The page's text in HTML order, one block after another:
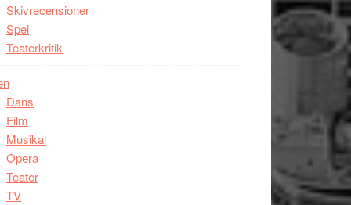
Skivrecensioner
Spel
Teaterkritik
Dans
Film
Musikal
Opera
Teater
TV